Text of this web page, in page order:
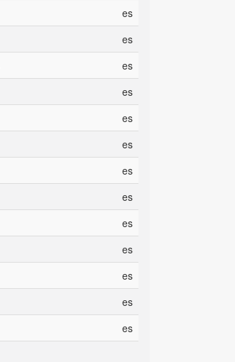
es
es
es
es
es
es
es
es
es
es
es
es
es